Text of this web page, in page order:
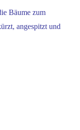
Bäume zum
angespitzt und